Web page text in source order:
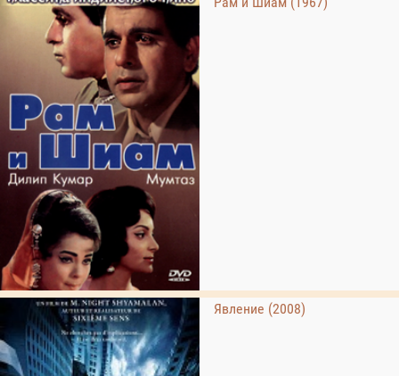
Явление (2008)